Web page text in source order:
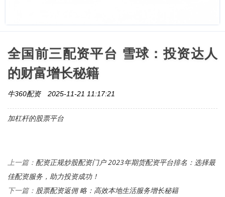
全国前三配资平台 雪球：投资达人
的财富增长秘籍
牛360配资 2025-11-21 11:17:21
加杠杆的股票平台
上一篇： 配资正规炒股配资门户 2023年期货配资平台排名：选择最
佳配资服务，助力投资成功！
下一篇： 股票配资返佣 略：高效本地生活服务增长秘籍